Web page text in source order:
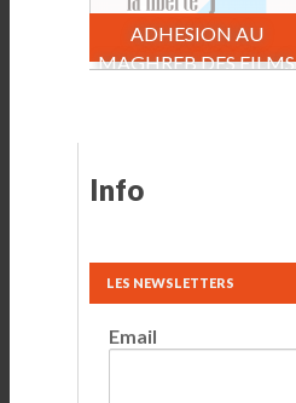
ADHESION AU
MAGHREB DES FILMS
Info
LES NEWSLETTERS
Email